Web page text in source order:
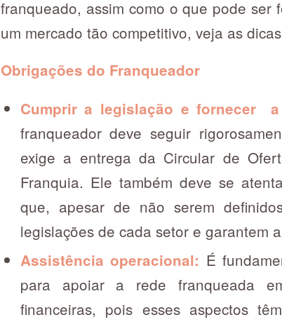
franqueado, assim como o que pode ser
um mercado tão competitivo, veja as
Obrigações do Franqueador
Cumprir a legislação e fornecer
franqueador deve seguir
exige a entrega da Circular de
Franquia. Ele também deve se
que, apesar de não serem
legislações de cada setor e garantem
Assistência operacional: É
para apoiar a rede franqueada
financeiras, pois esses aspectos